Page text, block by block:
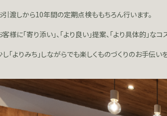
引渡しから10年間の定期点検ももちろん行います。
客様に「寄り添い」、「より良い」提案、「より具体的」な
し「よりみち」しながらでも楽しくものづくりのお手伝い